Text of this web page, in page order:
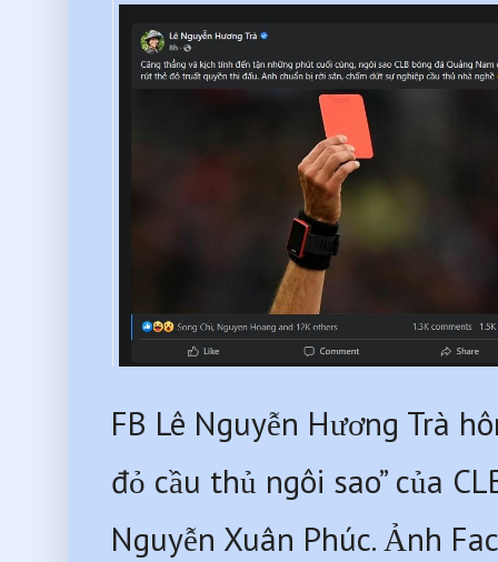
FB Lê Nguyễn Hương Trà
đỏ cầu thủ ngôi sao” của
Nguyễn Xuân Phúc. Ảnh